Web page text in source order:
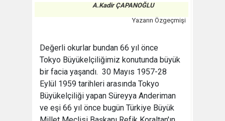
A.Kadir ÇAPANOĞLU
Yazarın Özgeçmişi
Değerli okurlar bundan 66 yıl önce
Tokyo Büyükelçiliğimiz konutunda büyük
bir facia yaşandı. 30 Mayıs 1957-28
Eylül 1959 tarihleri arasında Tokyo
Büyükelçiliği yapan Süreyya Anderiman
ve eşi 66 yıl önce bugün Türkiye Büyük